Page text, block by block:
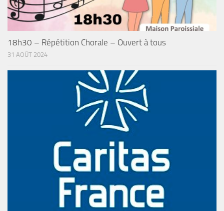
18h30 – Répétition Chorale – Ouvert à tous
31 AOÛT 2024